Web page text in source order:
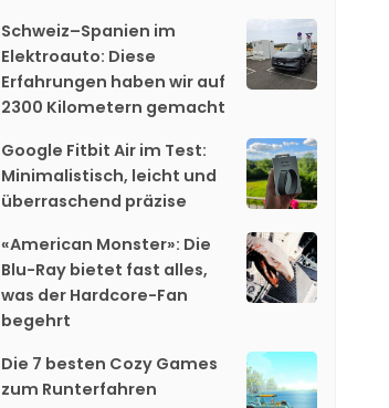
Schweiz–Spanien im
Elektroauto: Diese
Erfahrungen haben wir auf
2300 Kilometern gemacht
Google Fitbit Air im Test:
Minimalistisch, leicht und
überraschend präzise
«American Monster»: Die
Blu-Ray bietet fast alles,
was der Hardcore-Fan
begehrt
Die 7 besten Cozy Games
zum Runterfahren